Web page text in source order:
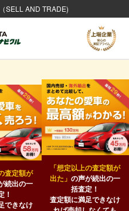
SELL AND TRADE)
査定額が
続出の一
！
できなけ
「想定以上の査定額が
出た」の声が続出の一
括査定！
査定額に満足できなけ